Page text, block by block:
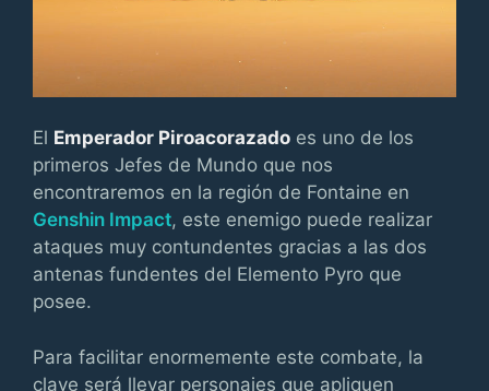
El Emperador Piroacorazado es uno de los
primeros Jefes de Mundo que nos
encontraremos en la región de Fontaine en
Genshin Impact, este enemigo puede realizar
ataques muy contundentes gracias a las dos
antenas fundentes del Elemento Pyro que
posee.
Para facilitar enormemente este combate, la
clave será llevar personajes que apliquen